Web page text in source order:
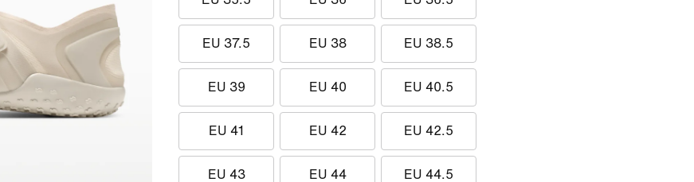
EU 37.5 EU 38 EU 38.5
EU 39 EU 40 EU 40.5
EU 41 EU 42 EU 42.5
EU 43 EU 44 EU 44.5